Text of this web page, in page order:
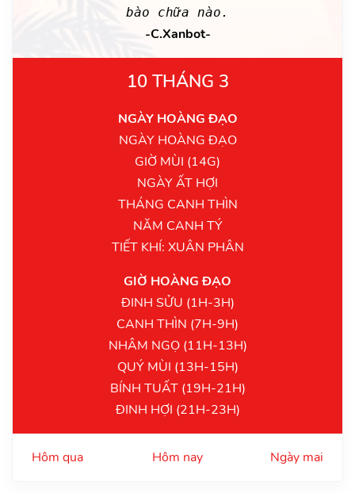
bào chữa nào.
-C.Xanbot-
10 THÁNG 3
NGÀY HOÀNG ĐẠO
NGÀY HOÀNG ĐẠO
GIỜ MÙI (14G)
NGÀY ẤT HỢI
THÁNG CANH THÌN
NĂM CANH TÝ
TIẾT KHÍ: XUÂN PHÂN
GIỜ HOÀNG ĐẠO
ĐINH SỬU (1H-3H)
CANH THÌN (7H-9H)
NHÂM NGỌ (11H-13H)
QUÝ MÙI (13H-15H)
BÍNH TUẤT (19H-21H)
ĐINH HỢI (21H-23H)
Hôm qua Hôm nay Ngày mai